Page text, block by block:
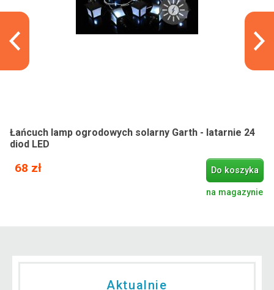
Łańcuch lamp ogrodowych solarny Garth - latarnie 24
diod LED
68 zł Do koszyka
na magazynie
Aktualnie